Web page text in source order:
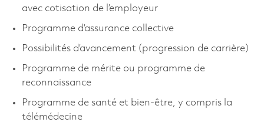
avec cotisation de l’employeur
Programme d’assurance collective
Possibilités d’avancement (progression de carrière)
Programme de mérite ou programme de
reconnaissance
Programme de santé et bien-être, y compris la
télémédecine